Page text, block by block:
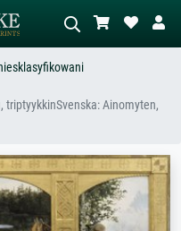
Wyszukiwanie obrazów AI
stojący akt obok drzewa.
triptyykkinSvenska: Ainomyten,